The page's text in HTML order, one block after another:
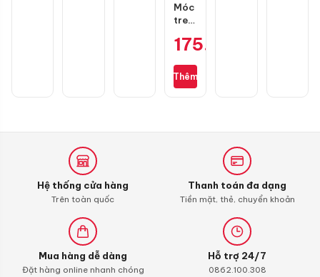
Móc
treo
GH
1
càng
175.000
Thêm
Hệ thống cửa hàng
Trên toàn quốc
Thanh toán đa dạng
Tiền mặt, thẻ, chuyển khoản
Mua hàng dễ dàng
Đặt hàng online nhanh chóng
Hỗ trợ 24/7
0862.100.308